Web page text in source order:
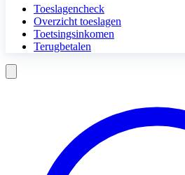
Toeslagencheck
Overzicht toeslagen
Toetsingsinkomen
Terugbetalen